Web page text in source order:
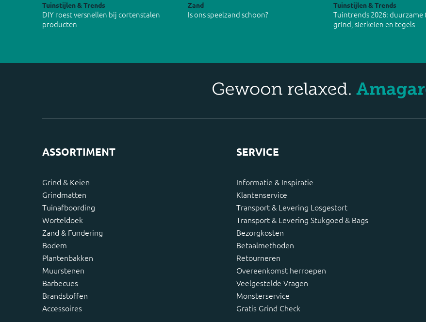
Tuinstijlen & Trends
DIY roest versnellen bij cortenstalen
producten
Zand
Is ons speelzand schoon?
Tuinstijlen & Trends
Tuintrends 2026:
grind, sierkeien en tegels
ASSORTIMENT
Grind & Keien
Grindmatten
Tuinafboording
Worteldoek
Zand & Fundering
Bodem
Plantenbakken
Muurstenen
Barbecues
Brandstoffen
Accessoires
SERVICE
Informatie & Inspiratie
Klantenservice
Transport & Levering Losgestort
Transport & Levering Stukgoed & Bags
Bezorgkosten
Betaalmethoden
Retourneren
Overeenkomst herroepen
Veelgestelde Vragen
Monsterservice
Gratis Grind Check